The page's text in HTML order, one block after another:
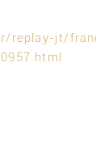
replay-jt/